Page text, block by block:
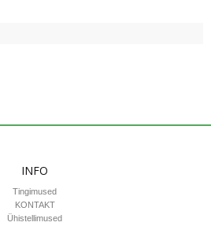
INFO
Tingimused
KONTAKT
Ühistellimused